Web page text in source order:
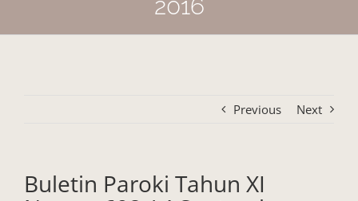
2016
Previous Next
Buletin Paroki Tahun XI